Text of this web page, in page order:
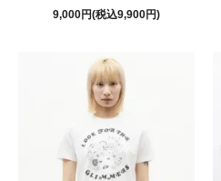
9,000円(税込9,900円)